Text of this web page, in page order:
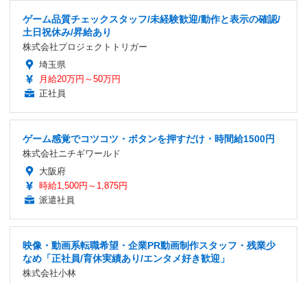
ゲーム品質チェックスタッフ/未経験歓迎/動作と表示の確認/
土日祝休み/昇給あり
株式会社プロジェクトトリガー
埼玉県
月給20万円～50万円
正社員
ゲーム感覚でコツコツ・ボタンを押すだけ・時間給1500円
株式会社ニチギワールド
大阪府
時給1,500円～1,875円
派遣社員
映像・動画系転職希望・企業PR動画制作スタッフ・残業少
なめ「正社員/育休実績あり/エンタメ好き歓迎」
株式会社小林